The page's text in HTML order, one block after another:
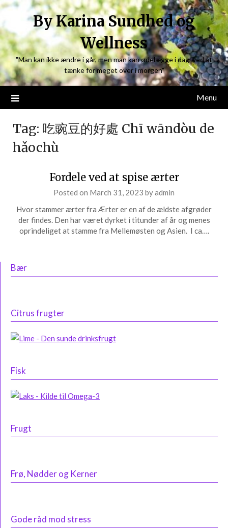
Skip
content
By Karina Sundhed og
Wellness
"Man kan ikke ændre i går, men man kan ødelægge i dag, ved at
tænke for meget over i morgen"
Menu
Tag: 吃豌豆的好處 Chī wāndòu de
hǎochù
Fordele ved at spise ærter
Posted on March 31, 2023 byadmin
Hvor stammer ærter fra Ærter er en af de ældste afgrøder
der findes. Den har været dyrket i titunder af år og menes
oprindeliget at stamme fra Mellemøsten og Asien. I ca….
Bær
Citrus frugter
Fisk
Frugt
Frø, Nødder og Kerner
Gode råd mod stress